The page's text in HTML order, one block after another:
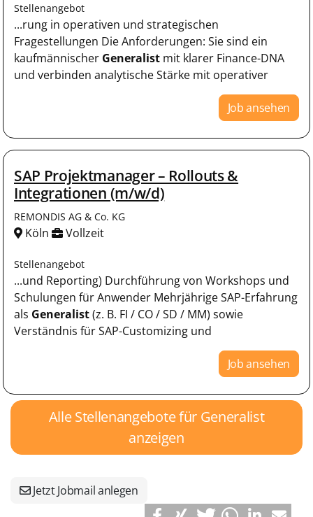
Stellenangebot
...rung in operativen und strategischen
Fragestellungen Die Anforderungen: Sie sind ein
kaufmännischer Generalist mit klarer Finance-DNA
und verbinden analytische Stärke mit operativer
Job ansehen
SAP Projektmanager – Rollouts &
Integrationen (m/w/d)
REMONDIS AG & Co. KG
Köln Vollzeit
Stellenangebot
...und Reporting) Durchführung von Workshops und
Schulungen für Anwender Mehrjährige SAP-Erfahrung
als Generalist(z. B. FI / CO / SD / MM) sowie
Verständnis für SAP-Customizing und
Job ansehen
Alle Stellenangebote für Generalist
anzeigen
Jetzt Jobmail anlegen